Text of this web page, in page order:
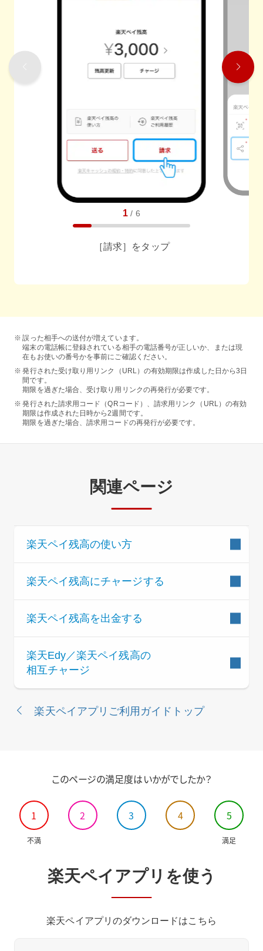
1 / 6
［請求］をタップ
誤った相手への送付が増えています。
端末の電話帳に登録されている相手の電話番号が正しいか、または現
在もお使いの番号かを事前にご確認ください。
発行された受け取り用リンク（URL）の有効期限は作成した日から3日
間です。
期限を過ぎた場合、受け取り用リンクの再発行が必要です。
発行された請求用コード（QRコード）、請求用リンク（URL）の有効
期限は作成された日時から2週間です。
期限を過ぎた場合、請求用コードの再発行が必要です。
関連ページ
楽天ペイ残高の使い方
楽天ペイ残高にチャージする
楽天ペイ残高を出金する
楽天Edy／楽天ペイ残高の
相互チャージ
楽天ペイアプリご利用ガイドトップ
このページの満足度はいかがでしたか？
1 2 3 4 5
不満 満足
楽天ペイアプリを使う
楽天ペイアプリのダウンロードはこちら